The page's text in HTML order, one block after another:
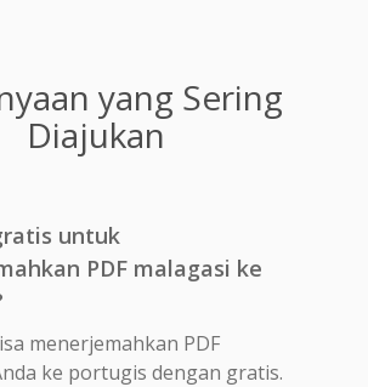
yang Sering
Diajukan
untuk
PDF malagasi ke
menerjemahkan PDF
ke portugis dengan gratis.